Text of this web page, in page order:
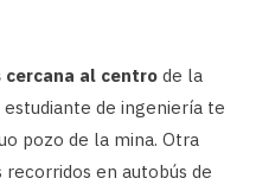
cercana al centro de la
estudiante de ingeniería te
pozo de la mina. Otra
en autobús de